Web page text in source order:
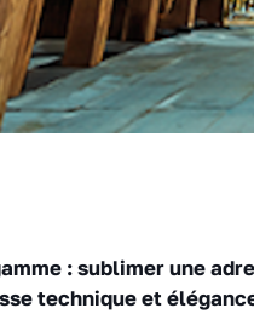
: sublimer une
technique et